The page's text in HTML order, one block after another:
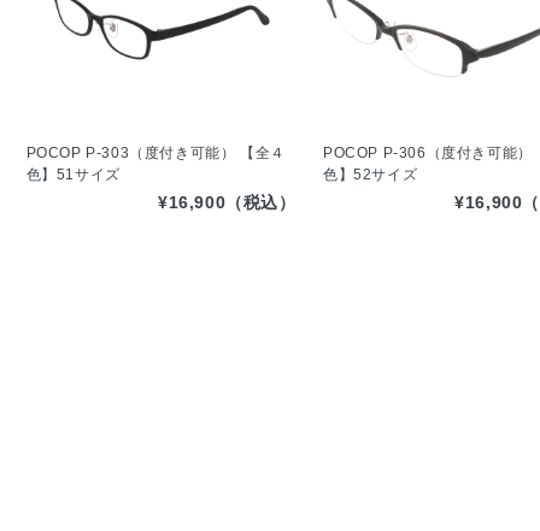
POCOP P-303（度付き可能） 【全４
色】51サイズ
¥16,900（税込）
POCOP P-306（度付き可能）
色】52サイズ
¥16,900